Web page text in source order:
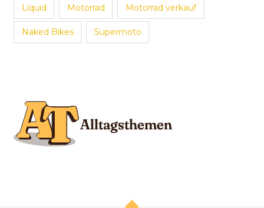
Liquid Motorrad Motorrad verkauf
Naked Bikes Supermoto